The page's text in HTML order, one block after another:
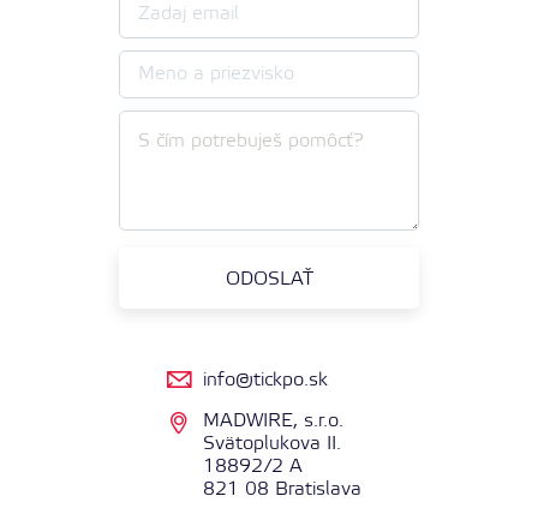
info@tickpo.sk
MADWIRE, s.r.o.
Svätoplukova II.
18892/2 A
821 08 Bratislava